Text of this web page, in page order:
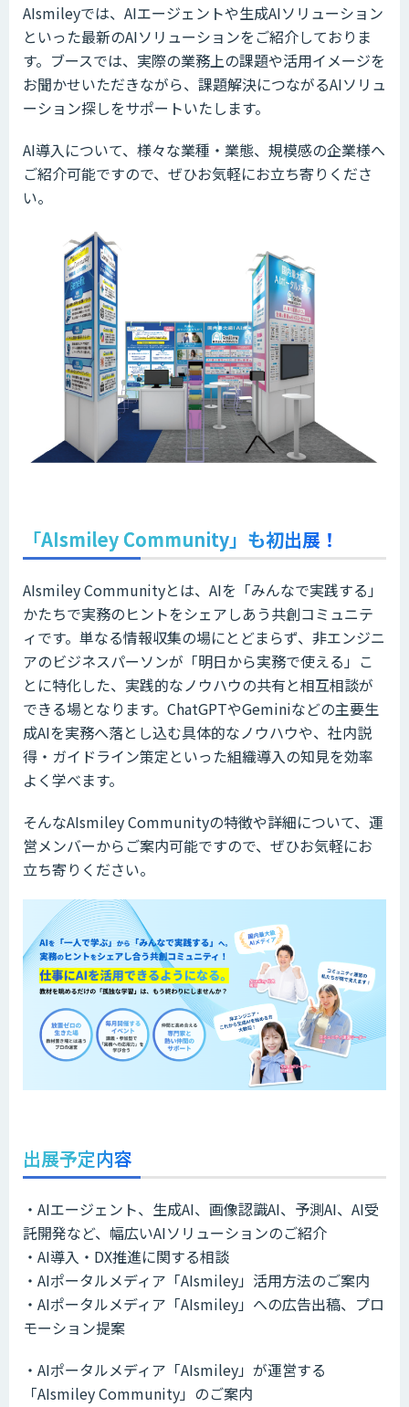
AIsmileyでは、AIエージェントや生成AIソリューション
といった最新のAIソリューションをご紹介しておりま
す。ブースでは、実際の業務上の課題や活用イメージを
お聞かせいただきながら、課題解決につながるAIソリュ
ーション探しをサポートいたします。
AI導入について、様々な業種・業態、規模感の企業様へ
ご紹介可能ですので、ぜひお気軽にお立ち寄りくださ
い。
「AIsmiley Community」も初出展！
AIsmiley Communityとは、AIを「みんなで実践する」
かたちで実務のヒントをシェアしあう共創コミュニテ
ィです。単なる情報収集の場にとどまらず、非エンジニ
アのビジネスパーソンが「明日から実務で使える」こ
とに特化した、実践的なノウハウの共有と相互相談が
できる場となります。ChatGPTやGeminiなどの主要生
成AIを実務へ落とし込む具体的なノウハウや、社内説
得・ガイドライン策定といった組織導入の知見を効率
よく学べます。
そんなAIsmiley Communityの特徴や詳細について、運
営メンバーからご案内可能ですので、ぜひお気軽にお
立ち寄りください。
出展予定内容
・AIエージェント、生成AI、画像認識AI、予測AI、AI受
託開発など、幅広いAIソリューションのご紹介
・AI導入・DX推進に関する相談
・AIポータルメディア「AIsmiley」活用方法のご案内
・AIポータルメディア「AIsmiley」への広告出稿、プロ
モーション提案
・AIポータルメディア「AIsmiley」が運営する
「AIsmiley Community」のご案内